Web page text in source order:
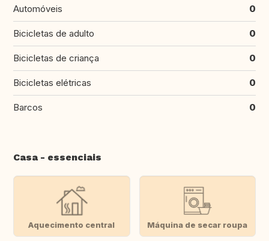
Automóveis 0
Bicicletas de adulto 0
Bicicletas de criança 0
Bicicletas elétricas 0
Barcos 0
Casa - essenciais
Aquecimento central Máquina de secar roupa